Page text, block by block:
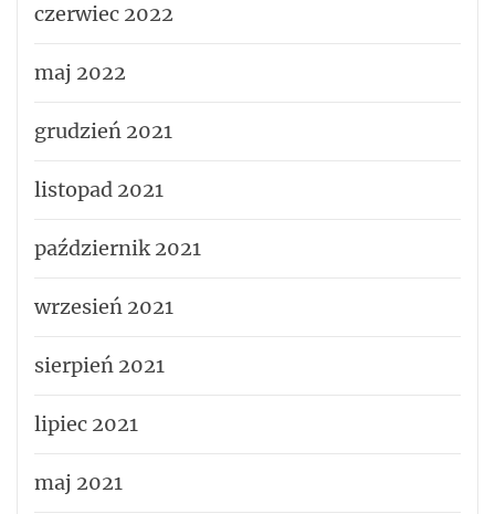
czerwiec 2022
maj 2022
grudzień 2021
listopad 2021
październik 2021
wrzesień 2021
sierpień 2021
lipiec 2021
maj 2021